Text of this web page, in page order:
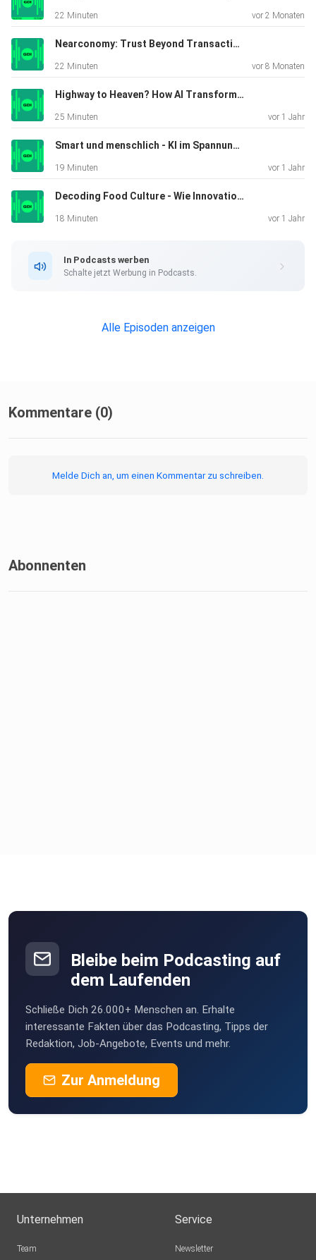
22 Minuten vor 2 Monaten
Nearconomy: Trust Beyond Transactions
22 Minuten vor 8 Monaten
Highway to Heaven? How AI Transforms Society and Work
25 Minuten vor 1 Jahr
Smart und menschlich - KI im Spannungsfeld zwischen Effizienzmaximierung und Kundenzentrierung
19 Minuten vor 1 Jahr
Decoding Food Culture - Wie Innovationen zu Traditionen werden
18 Minuten vor 1 Jahr
In Podcasts werben
Schalte jetzt Werbung in Podcasts.
Alle Episoden anzeigen
Kommentare (0)
Melde Dich an, um einen Kommentar zu schreiben.
Abonnenten
Bleibe beim Podcasting auf
dem Laufenden
Schließe Dich 26.000+ Menschen an. Erhalte
interessante Fakten über das Podcasting, Tipps der
Redaktion, Job-Angebote, Events und mehr.
Zur Anmeldung
Unternehmen
Team
Service
Newsletter